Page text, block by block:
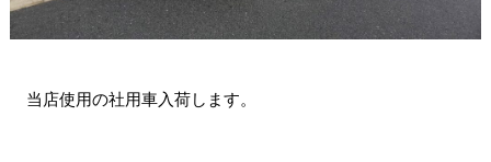
当店使用の社用車入荷します。